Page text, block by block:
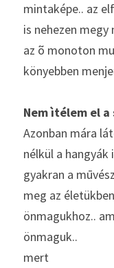
mintaképe.. az
is nehezen
az õ monoton
könyebben
Nem ìtélem el
Azonban mára
nélkül a
gyakran a
meg az
önmagukhoz..
önmaguk..
mert